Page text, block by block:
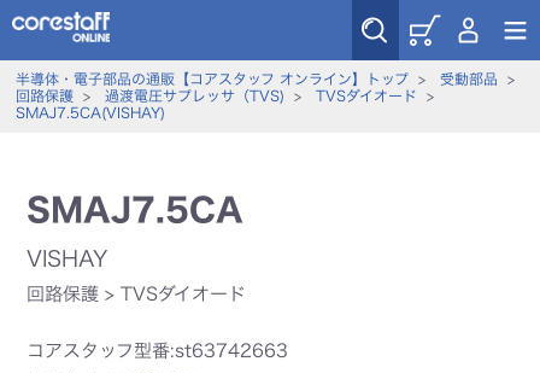
半導体・電子部品の通販【コアスタッフ オンライン】トップ> 受動部品 >
回路保護> 過渡電圧サプレッサ（TVS) > TVSダイオード >
SMAJ7.5CA(VISHAY)
SMAJ7.5CA
VISHAY
回路保護 >TVSダイオード
コアスタッフ型番:st63742663